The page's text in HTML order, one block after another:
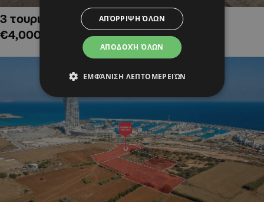
3 τουριστικά χωράφια στην Αλαμινό,
€4,000,000
ΑΠΟΔΟΧΉ ΌΛΩΝ
ΑΠΌΡΡΙΨΗ ΌΛΩΝ
ΕΜΦΆΝΙΣΗ ΛΕΠΤΟΜΕΡΕΙΏΝ